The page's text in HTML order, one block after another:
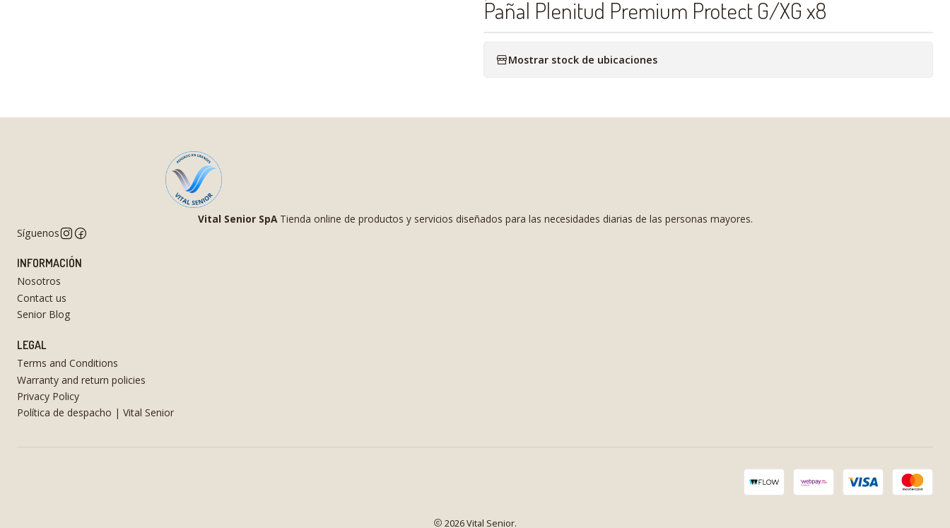
Pañal Plenitud Premium Protect G/XG x8
Mostrar stock de ubicaciones
Vital Senior SpATienda online de productos y servicios diseñados para las necesidades diarias de las personas mayores.
Síguenos
INFORMACIÓN
Nosotros
Contact us
Senior Blog
LEGAL
Terms and Conditions
Warranty and return policies
Privacy Policy
Política de despacho | Vital Senior
2026 Vital Senior.